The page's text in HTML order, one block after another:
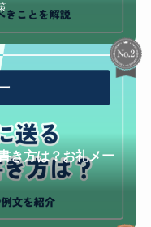
き方は？お礼メー